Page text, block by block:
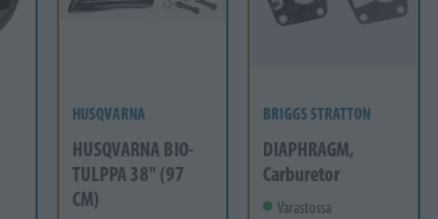
HUSQVARNA
HUSQVARNA BIO-
TULPPA 38" (97
CM)
BRIGGS STRATTON
DIAPHRAGM,
Carburetor
Varastossa